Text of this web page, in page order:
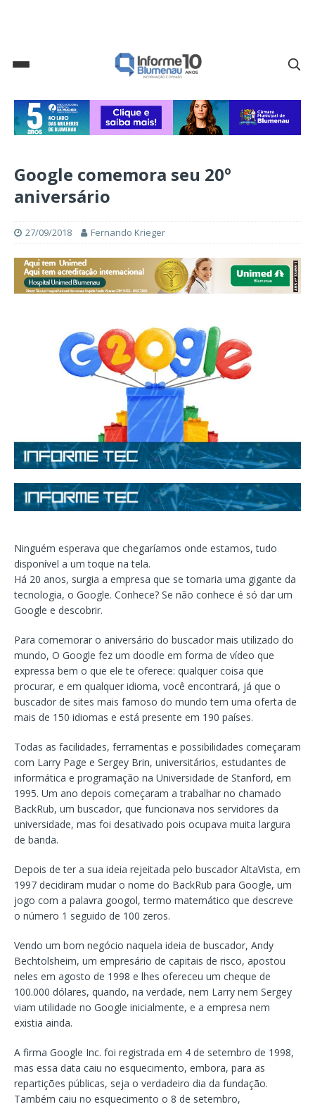
Google comemora seu 20º
aniversário
27/09/2018 Fernando Krieger
Ninguém esperava que chegaríamos onde estamos, tudo
disponível a um toque na tela.
Há 20 anos, surgia a empresa que se tornaria uma gigante da
tecnologia, o Google. Conhece? Se não conhece é só dar um
Google e descobrir.
Para comemorar o aniversário do buscador mais utilizado do
mundo, O Google fez um doodle em forma de vídeo que
expressa bem o que ele te oferece: qualquer coisa que
procurar, e em qualquer idioma, você encontrará, já que o
buscador de sites mais famoso do mundo tem uma oferta de
mais de 150 idiomas e está presente em 190 países.
Todas as facilidades, ferramentas e possibilidades começaram
com Larry Page e Sergey Brin, universitários, estudantes de
informática e programação na Universidade de Stanford, em
1995. Um ano depois começaram a trabalhar no chamado
BackRub, um buscador, que funcionava nos servidores da
universidade, mas foi desativado pois ocupava muita largura
de banda.
Depois de ter a sua ideia rejeitada pelo buscador AltaVista, em
1997 decidiram mudar o nome do BackRub para Google, um
jogo com a palavra googol, termo matemático que descreve
o número 1 seguido de 100 zeros.
Vendo um bom negócio naquela ideia de buscador, Andy
Bechtolsheim, um empresário de capitais de risco, apostou
neles em agosto de 1998 e lhes ofereceu um cheque de
100.000 dólares, quando, na verdade, nem Larry nem Sergey
viam utilidade no Google inicialmente, e a empresa nem
existia ainda.
A firma Google Inc. foi registrada em 4 de setembro de 1998,
mas essa data caiu no esquecimento, embora, para as
repartições públicas, seja o verdadeiro dia da fundação.
Também caiu no esquecimento o 8 de setembro,